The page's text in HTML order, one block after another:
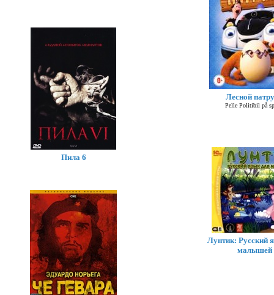
Лесной
Pelle Politibil på
Лунтик: Русский
малышей
Пила 6